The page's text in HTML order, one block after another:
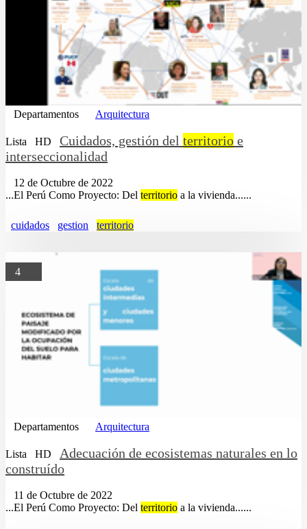
Departamentos Arquitectura
Lista HD Cuidados, gestión del territorio e
interseccionalidad
12 de Octubre de 2022
...El Perú Como Proyecto: Del territorio a la vivienda......
cuidados gestion territorio
4
Departamentos Arquitectura
Lista HD
Adecuación de ecosistemas naturales en lo
construído
11 de Octubre de 2022
...El Perú Como Proyecto: Del territorio a la vivienda......